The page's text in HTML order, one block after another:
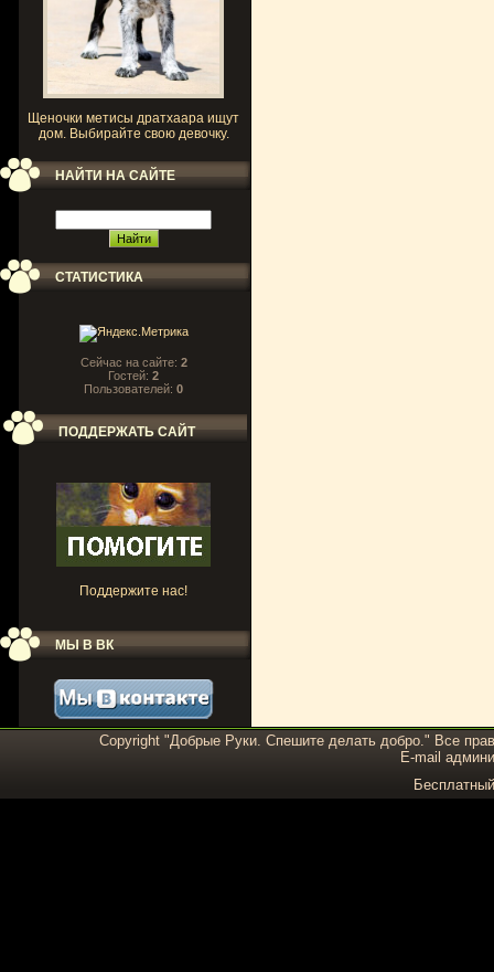
Щеночки метисы дратхаара ищут
дом. Выбирайте свою девочку.
НАЙТИ НА САЙТЕ
СТАТИСТИКА
Сейчас на сайте: 2
Гостей: 2
Пользователей: 0
ПОДДЕРЖАТЬ САЙТ
Поддержите нас!
МЫ В ВК
Copyright "Добрые Руки. Спешите делать добро." Все
E-mail